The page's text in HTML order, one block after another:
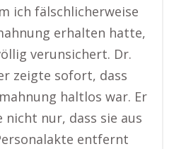
ich fälschlicherweise
erhalten hatte,
verunsichert. Dr.
zeigte sofort, dass
haltlos war. Er
nicht nur, dass sie aus
entfernt